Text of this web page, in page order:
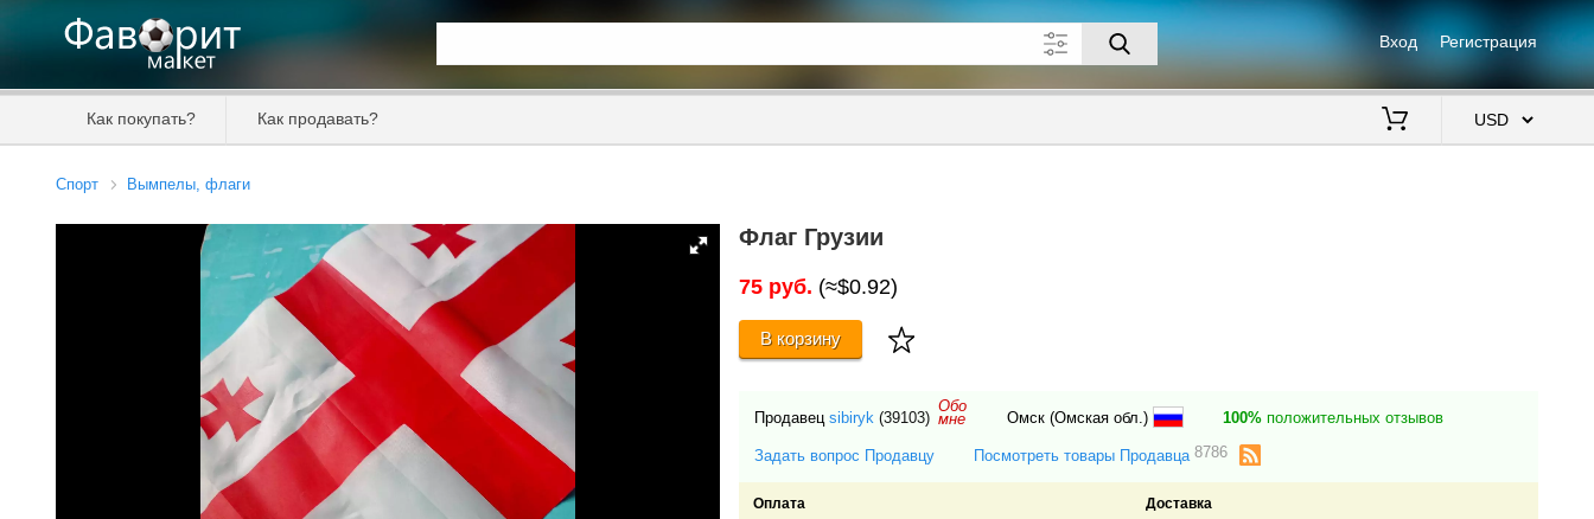
Вход Регистрация
Как покупать? Как продавать?
Спорт Вымпелы, флаги
Флаг Грузии
75 руб. (≈$0.92)
В корзину
Продавец sibiryk (39103)
Обо
мне Омск (Омская обл.) 100%положительных отзывов
Задать вопрос Продавцу Посмотреть товары Продавца 8786
Оплата
Доставка